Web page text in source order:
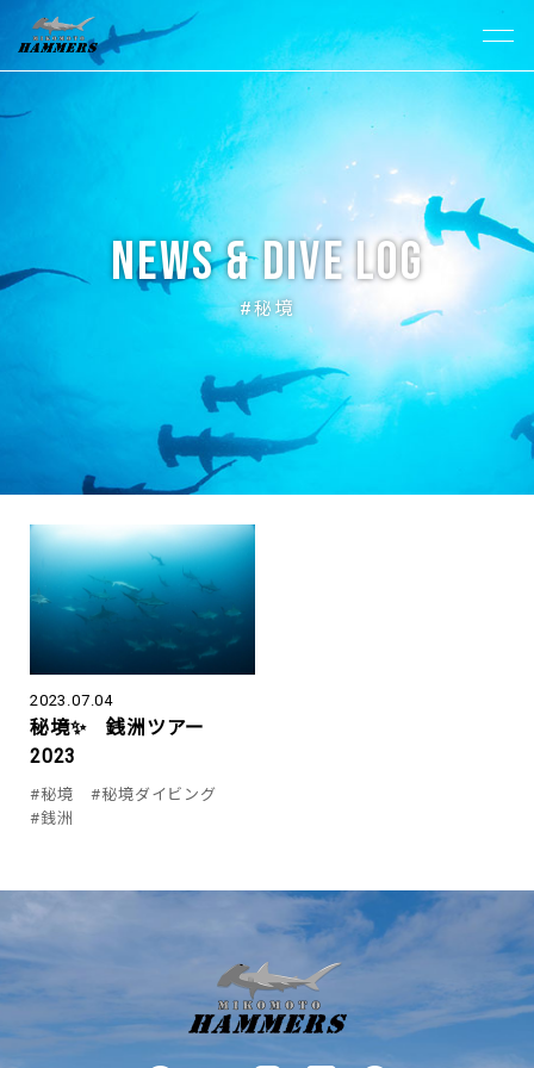
News & Dive Log
#秘境
2023.07.04
秘境✨ 銭洲ツアー
2023
#秘境
#秘境ダイビング
#銭洲